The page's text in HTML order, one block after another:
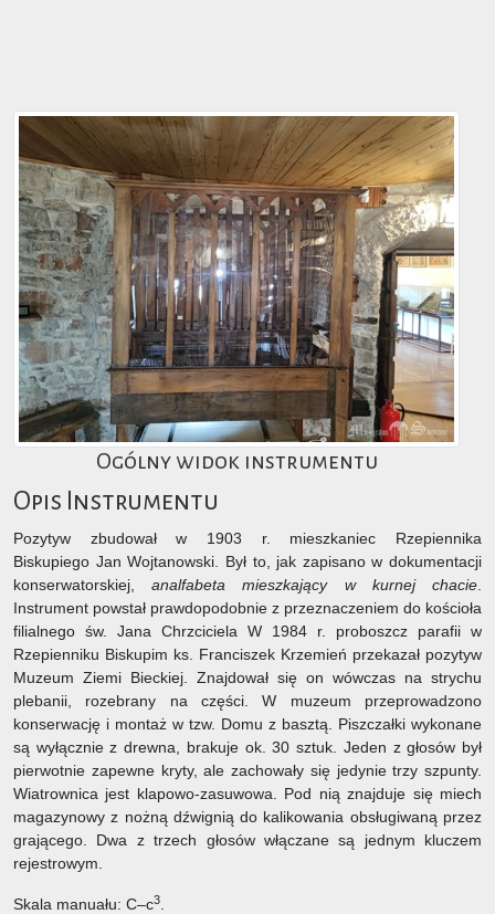
Ogólny widok instrumentu
Opis Instrumentu
Pozytyw zbudował w 1903 r. mieszkaniec Rzepiennika
Biskupiego Jan Wojtanowski. Był to, jak zapisano w dokumentacji
konserwatorskiej,analfabeta mieszkający w kurnej chacie
Instrument powstał prawdopodobnie z przeznaczeniem do kościoła
filialnego św. Jana Chrzciciela W 1984 r. proboszcz parafii w
Rzepienniku Biskupim ks. Franciszek Krzemień przekazał pozytyw
Muzeum Ziemi Bieckiej. Znajdował się on wówczas na strychu
plebanii, rozebrany na części. W muzeum przeprowadzono
konserwację i montaż w tzw. Domu z basztą. Piszczałki wykonane
są wyłącznie z drewna, brakuje ok. 30 sztuk. Jeden z głosów był
pierwotnie zapewne kryty, ale zachowały się jedynie trzy szpunty.
Wiatrownica jest klapowo-zasuwowa. Pod nią znajduje się miech
magazynowy z nożną dźwignią do kalikowania obsługiwaną przez
grającego. Dwa z trzech głosów włączane są jednym kluczem
rejestrowym.
Skala manuału: C–c3